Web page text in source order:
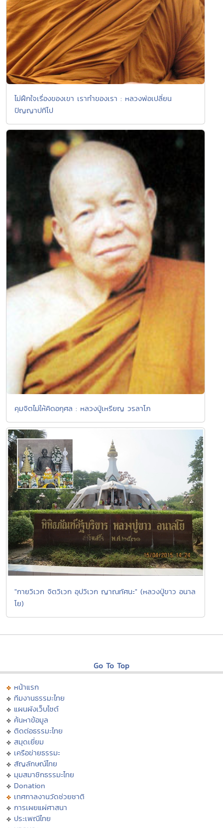
ไม่ฝึกใจเรื่องของเขา เราทำของเรา : หลวงพ่อเปลี่ยน
ปัญญาปทีโป
คุมจิตไม่ให้คิดอกุศล : หลวงปู่เหรียญ วรลาโภ
"กายวิเวก จิตวิเวก อุปวิเวก ญาณทัศนะ" (หลวงปู่ขาว อนาล
โย)
Go To Top
หน้าแรก
ทีมงานธรรมะไทย
แผนผังเว็บไซต์
ค้นหาข้อมูล
ติดต่อธรรมะไทย
สมุดเยี่ยม
เครือข่ายธรรมะ
สัญลักษณ์ไทย
มุมสมาชิกธรรมะไทย
Donation
เทศกาลงานวัดช่วยชาติ
การเผยแผ่ศาสนา
ประเพณีไทย